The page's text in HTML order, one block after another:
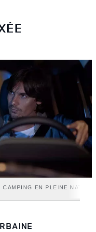
CAMPING EN PLEINE NATURE